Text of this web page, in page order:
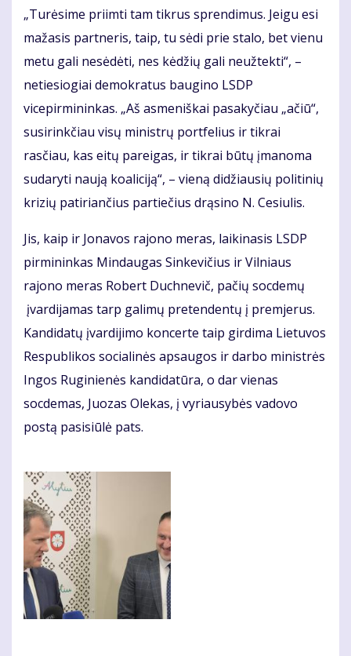
„Turėsime priimti tam tikrus sprendimus. Jeigu esi
mažasis partneris, taip, tu sėdi prie stalo, bet vienu
metu gali nesėdėti, nes kėdžių gali neužtekti“, –
netiesiogiai demokratus baugino LSDP
vicepirmininkas. „Aš asmeniškai pasakyčiau „ačiū“,
susirinkčiau visų ministrų portfelius ir tikrai
rasčiau, kas eitų pareigas, ir tikrai būtų įmanoma
sudaryti naują koaliciją“, – vieną didžiausių politinių
krizių patiriančius partiečius drąsino N. Cesiulis.
Jis, kaip ir Jonavos rajono meras, laikinasis LSDP
pirmininkas Mindaugas Sinkevičius ir Vilniaus
rajono meras Robert Duchnevič, pačių socdemų
įvardijamas tarp galimų pretendentų į premjerus.
Kandidatų įvardijimo koncerte taip girdima Lietuvos
Respublikos socialinės apsaugos ir darbo ministrės
Ingos Ruginienės kandidatūra, o dar vienas
socdemas, Juozas Olekas, į vyriausybės vadovo
postą pasisiūlė pats.